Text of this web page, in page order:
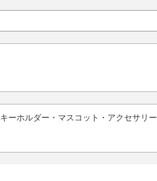
キーホルダー・マスコット・アクセサリー